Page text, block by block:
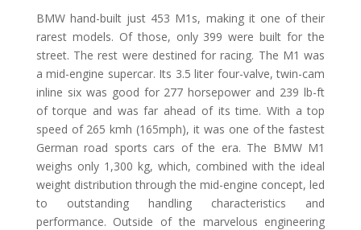
BMW hand-built just 453 M1s, making it one of their
rarest models. Of those, only 399 were built for the
street. The rest were destined for racing. The M1 was
a mid-engine supercar. Its 3.5 liter four-valve, twin-cam
inline six was good for 277 horsepower and 239 lb-ft
of torque and was far ahead of its time. With a top
speed of 265 kmh (165mph), it was one of the fastest
German road sports cars of the era. The BMW M1
weighs only 1,300 kg, which, combined with the ideal
weight distribution through the mid-engine concept, led
to outstanding handling characteristics and
performance. Outside of the marvelous engineering